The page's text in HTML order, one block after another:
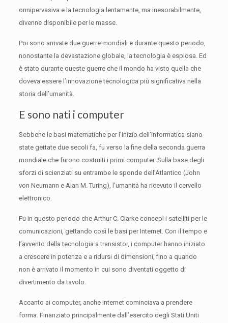
onnipervasiva e la tecnologia lentamente, ma inesorabilmente,
divenne disponibile per le masse.
Poi sono arrivate due guerre mondiali e durante questo periodo,
nonostante la devastazione globale, la tecnologia è esplosa. Ed
è stato durante queste guerre che il mondo ha visto quella che
doveva essere l’innovazione tecnologica più significativa nella
storia dell’umanità.
E sono nati i computer
Sebbene le basi matematiche per l’inizio dell’informatica siano
state gettate due secoli fa, fu verso la fine della seconda guerra
mondiale che furono costruiti i primi computer. Sulla base degli
sforzi di scienziati su entrambe le sponde dell’Atlantico (John
von Neumann e Alan M. Turing), l’umanità ha ricevuto il cervello
elettronico.
Fu in questo periodo che Arthur C. Clarke concepì i satelliti per le
comunicazioni, gettando così le basi per Internet. Con il tempo e
l’avvento della tecnologia a transistor, i computer hanno iniziato
a crescere in potenza e a ridursi di dimensioni, fino a quando
non è arrivato il momento in cui sono diventati oggetto di
divertimento da tavolo.
Accanto ai computer, anche Internet cominciava a prendere
forma. Finanziato principalmente dall’esercito degli Stati Uniti